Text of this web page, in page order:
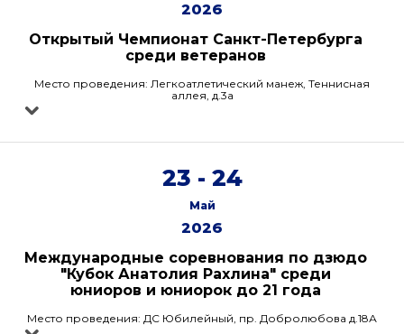
2026
Открытый Чемпионат Санкт-Петербурга
среди ветеранов
Место проведения: Легкоатлетический манеж, Теннисная
аллея, д.3а
23 - 24
Май
2026
Международные соревнования по дзюдо
"Кубок Анатолия Рахлина" среди
юниоров и юниорок до 21 года
Место проведения: ДС Юбилейный, пр. Добролюбова д.18А